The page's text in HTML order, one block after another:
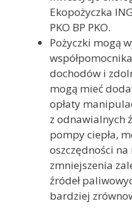
Ekopożyczka
PKO BP PKO.
Pożyczki mogą
dochodów i
mogą mieć
opłaty
z odnawialnych
pompy ciepła,
oszczędności
zmniejszenia
źródeł
bardziej